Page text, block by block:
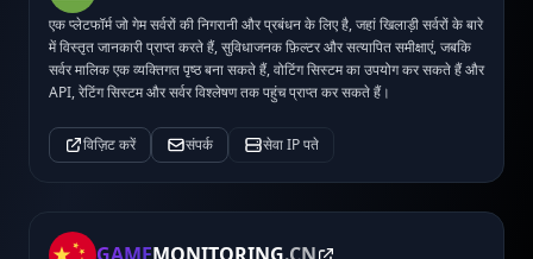
एक प्लेटफॉर्म जो गेम सर्वरों की निगरानी और प्रबंधन के लिए है, जहां खिलाड़ी सर्वरों के बारे
में विस्तृत जानकारी प्राप्त करते हैं, सुविधाजनक फ़िल्टर और सत्यापित समीक्षाएं, जबकि
सर्वर मालिक एक व्यक्तिगत पृष्ठ बना सकते हैं, वोटिंग सिस्टम का उपयोग कर सकते हैं और
API, रेटिंग सिस्टम और सर्वर विश्लेषण तक पहुंच प्राप्त कर सकते हैं।
विज़िट करें संपर्क सेवा IP पते